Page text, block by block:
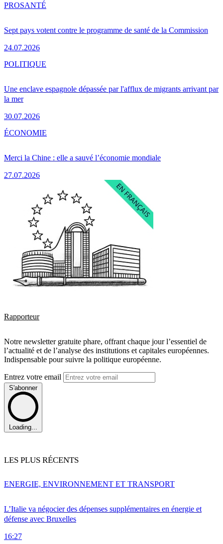
Sept pays votent contre le programme de santé de la Commission
24.07.2026
PROSANTÉ
Une enclave espagnole dépassée par l'afflux de migrants arrivant par
la mer
30.07.2026
POLITIQUE
Merci la Chine : elle a sauvé l’économie mondiale
27.07.2026
ÉCONOMIE
Rapporteur
Notre newsletter gratuite phare, offrant chaque jour l’essentiel de
l’actualité et de l’analyse des institutions et capitales européennes.
Indispensable pour suivre la politique européenne.
Entrez votre email
S'abonner
Loading...
LES PLUS RÉCENTS
L’Italie va négocier des dépenses supplémentaires en énergie et
défense avec Bruxelles
16:27
ENERGIE, ENVIRONNEMENT ET TRANSPORT